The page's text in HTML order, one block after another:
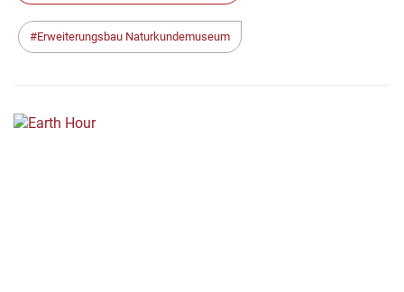
Erweiterungsbau Naturkundemuseum